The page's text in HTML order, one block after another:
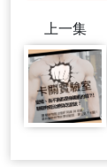
上一集